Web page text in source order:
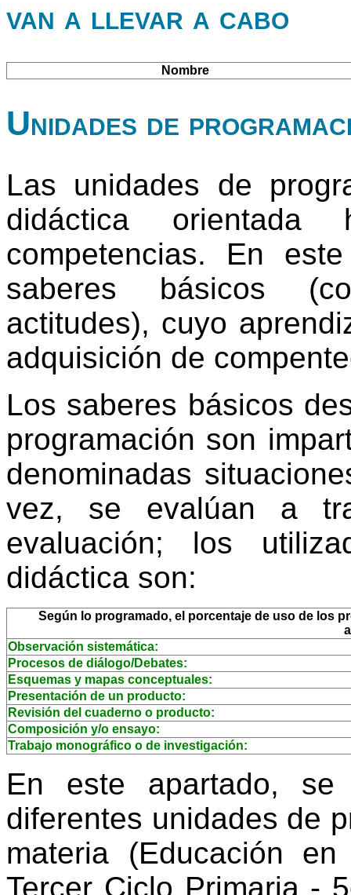
van a llevar a cabo
Nombre
Unidades de
Las unidades de
didáctica
competencias. En
saberes básicos
actitudes), cuyo
adquisición de
Los saberes básicos
programación son
denominadas
vez, se evalúan a
evaluación; los
didáctica son:
Según lo programado, el porcentaje de uso de los
Observación sistemática:
Procesos de diálogo/Debates:
Esquemas y mapas conceptuales:
Presentación de un producto:
Revisión del cuaderno o producto:
Composición y/o ensayo:
Trabajo monográfico o de investigación:
En este apartado, se
diferentes unidades de
materia (Educación
Tercer Ciclo Primaria -